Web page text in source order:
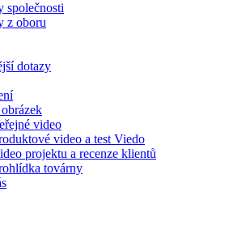
společnosti
z oboru
dotazy
video
video a test Viedo
projektu a recenze klientů
továrny